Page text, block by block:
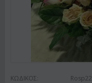
ΚΩΔΙΚΟΣ: Rosp22